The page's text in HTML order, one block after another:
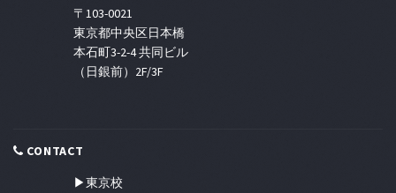
〒103-0021
東京都中央区日本橋
本石町3-2-4 共同ビル
（日銀前）2F/3F
CONTACT
▶東京校